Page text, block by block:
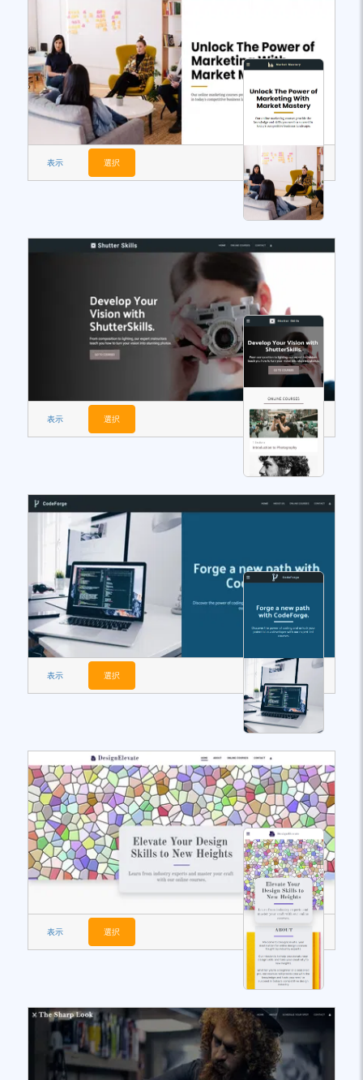
表示 選択
表示 選択
表示 選択
表示 選択